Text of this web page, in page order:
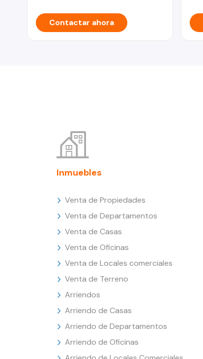
Contactar ahora
Inmuebles
Venta de Propiedades
Venta de Departamentos
Venta de Casas
Venta de Oficinas
Venta de Locales comerciales
Venta de Terreno
Arriendos
Arriendo de Casas
Arriendo de Departamentos
Arriendo de Oficinas